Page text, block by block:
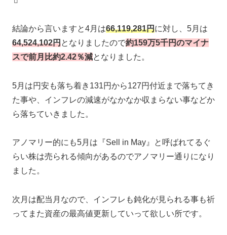
結論から言いますと4月は66,119,281円に対し、5月は
64,524,102円となりましたので約159万5千円のマイナ
スで前月比約2.42％減となりました。
5月は円安も落ち着き131円から127円付近まで落ちてき
た事や、インフレの減速がなかなか収まらない事などか
ら落ちていきました。
アノマリー的にも5月は『Sell in May』と呼ばれてるぐ
らい株は売られる傾向があるのでアノマリー通りになり
ました。
次月は配当月なので、インフレも鈍化が見られる事も祈
ってまた資産の最高値更新していって欲しい所です。